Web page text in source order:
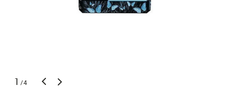
1 /4